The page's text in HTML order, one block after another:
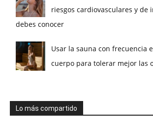
riesgos cardiovasculares y de
debes conocer
Usar la sauna con frecuencia
cuerpo para tolerar mejor las
Lo más compartido